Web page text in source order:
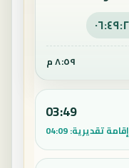
٨:٥٩ م
03:49
إقامة تقديرية:04:09